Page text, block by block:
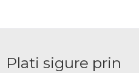
Plati sigure prin